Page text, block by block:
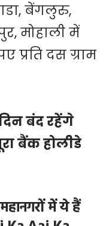
बेंगलुरु,
मोहाली में
प्रति दस ग्राम
बंद रहेंगे
बैंक होलीडे
में ये हैं